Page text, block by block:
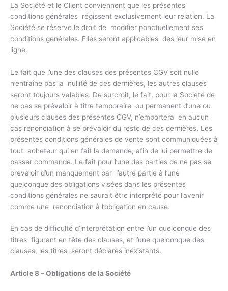
La Société et le Client conviennent que les présentes
conditions générales régissent exclusivement leur relation. La
Société se réserve le droit de modifier ponctuellement ses
conditions générales. Elles seront applicables dès leur mise en
ligne.
Le fait que l’une des clauses des présentes CGV soit nulle
n’entraîne pas la nullité de ces dernières, les autres clauses
seront toujours valables. De surcroit, le fait, pour la Société de
ne pas se prévaloir à titre temporaire ou permanent d’une ou
plusieurs clauses des présentes CGV, n’emportera en aucun
cas renonciation à se prévaloir du reste de ces dernières. Les
présentes conditions générales de vente sont communiquées à
tout acheteur qui en fait la demande, afin de lui permettre de
passer commande. Le fait pour l’une des parties de ne pas se
prévaloir d’un manquement par l’autre partie à l’une
quelconque des obligations visées dans les présentes
conditions générales ne saurait être interprété pour l’avenir
comme une renonciation à l’obligation en cause.
En cas de difficulté d’interprétation entre l’un quelconque des
titres figurant en tête des clauses, et l’une quelconque des
clauses, les titres seront déclarés inexistants.
Article 8 – Obligations de la Société